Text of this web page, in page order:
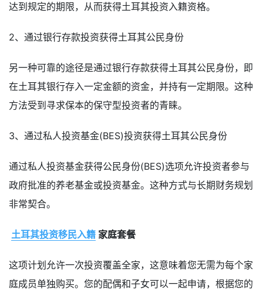
达到规定的期限，从而获得土耳其投资入籍资格。
2、通过银行存款投资获得土耳其公民身份
另一种可靠的途径是通过银行存款获得土耳其公民身份，即
在土耳其银行存入一定金额的资金，并持有一定期限。这种
方法受到寻求保本的保守型投资者的青睐。
3、通过私人投资基金(BES)投资获得土耳其公民身份
通过私人投资基金获得公民身份(BES)选项允许投资者参与
政府批准的养老基金或投资基金。这种方式与长期财务规划
非常契合。
土耳其投资移民入籍 家庭套餐
这项计划允许一次投资覆盖全家，这意味着您无需为每个家
庭成员单独购买。您的配偶和子女可以一起申请，根据您的